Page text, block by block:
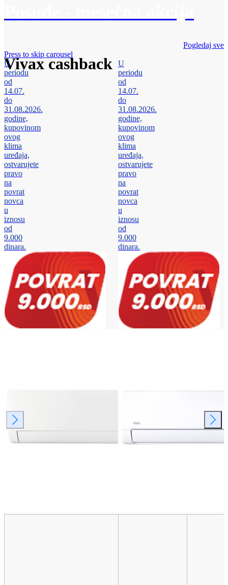
Vivax cashback
Pogledaj sve
Press to skip carousel
U
periodu
od
14.07.
do
31.08.2026.
godine,
kupovinom
ovog
klima
uređaja,
ostvarujete
pravo
na
povrat
novca
u
iznosu
od
9.000
dinara.
U
periodu
od
14.07.
do
31.08.2026.
godine,
kupovinom
ovog
klima
uređaja,
ostvarujete
pravo
na
povrat
novca
u
iznosu
od
9.000
dinara.